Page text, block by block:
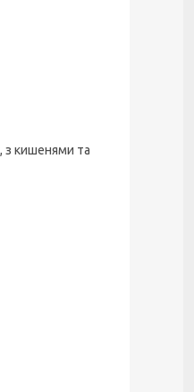
з кишенями та